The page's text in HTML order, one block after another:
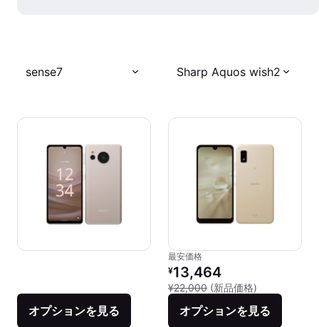
sense7 Sharp Aquos wish2
オプションを見る
最安価格
リファービッシュ品の価格：
¥13,464
¥22,000 (新品価格)
オプションを見る